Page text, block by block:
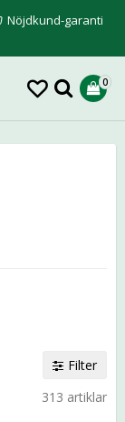
Nöjdkund-garanti
0
Filter
313 artiklar